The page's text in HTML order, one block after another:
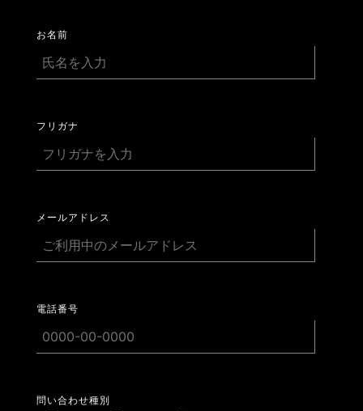
お名前
フリガナ
メールアドレス
電話番号
問い合わせ種別